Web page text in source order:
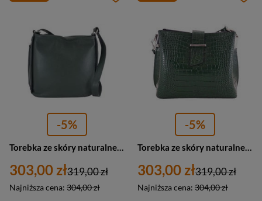
-5%
Torebka ze skóry naturalnej damska Barberini's 770-42 listonoszka mała ciemnozielona
303,00 zł
Najniższa cena: 304,00 zł
319,00 zł
-5%
Torebka ze skóry naturalnej damska Barberini's 752/2-42 listonoszka mała ciemnozielona
303,00 zł
Najniższa cena: 304,00 zł
319,00 zł